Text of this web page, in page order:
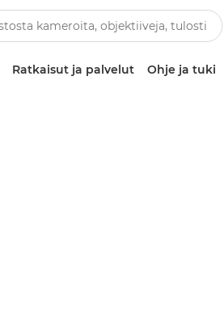
Ratkaisut ja palvelut Ohje ja tuki